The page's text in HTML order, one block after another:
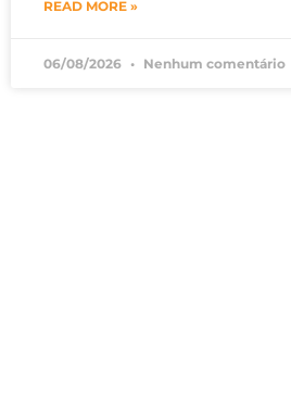
READ MORE »
06/08/2026 Nenhum comentário